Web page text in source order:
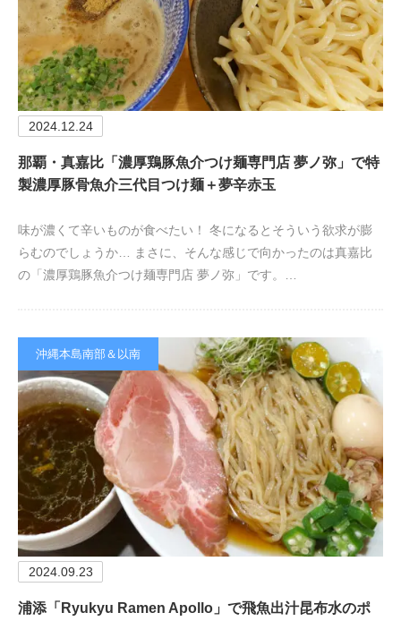
2024.12.24
那覇・真嘉比「濃厚鶏豚魚介つけ麺専門店 夢ノ弥」で特
製濃厚豚骨魚介三代目つけ麺＋夢辛赤玉
味が濃くて辛いものが食べたい！ 冬になるとそういう欲求が膨
らむのでしょうか… まさに、そんな感じで向かったのは真嘉比
の「濃厚鶏豚魚介つけ麺専門店 夢ノ弥」です。…
沖縄本島南部＆以南
2024.09.23
浦添「Ryukyu Ramen Apollo」で飛魚出汁昆布水のポ